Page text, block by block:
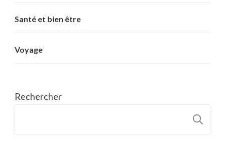
Santé et bien être
Voyage
Rechercher